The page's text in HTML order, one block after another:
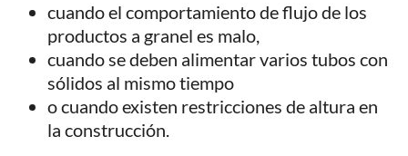
cuando el comportamiento de flujo de los
productos a granel es malo,
cuando se deben alimentar varios tubos con
sólidos al mismo tiempo
o cuando existen restricciones de altura en
la construcción.